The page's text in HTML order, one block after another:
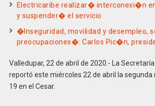
Electricaribe realizar� interconexi�n
y suspender� el servicio
�Inseguridad, movilidad y desempleo,
preocupaciones�: Carlos Pic�n,
Valledupar, 22 de abril de 2020.- La
reportó este miércoles 22 de abril la segunda
19 en el Cesar.